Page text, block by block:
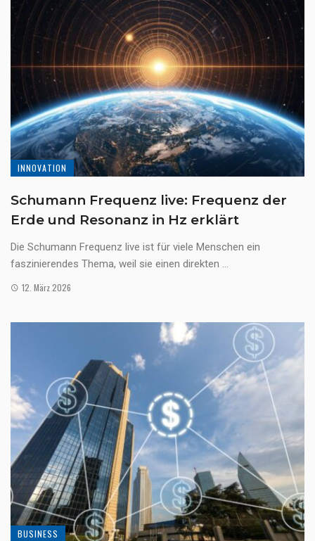
INNOVATION
Schumann Frequenz live: Frequenz der
Erde und Resonanz in Hz erklärt
Die Schumann Frequenz live ist für viele Menschen ein
faszinierendes Thema, weil sie einen direkten ...
12. März 2026
BUSINESS